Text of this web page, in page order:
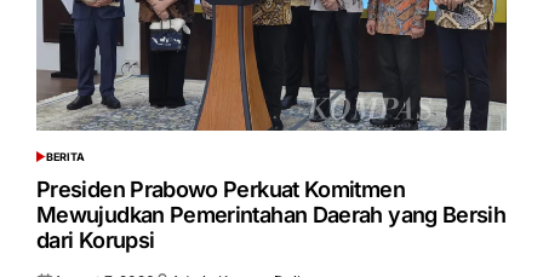
POSTED
IN
BERITA
Presiden Prabowo Perkuat Komitmen
Mewujudkan Pemerintahan Daerah yang Bersih
dari Korupsi